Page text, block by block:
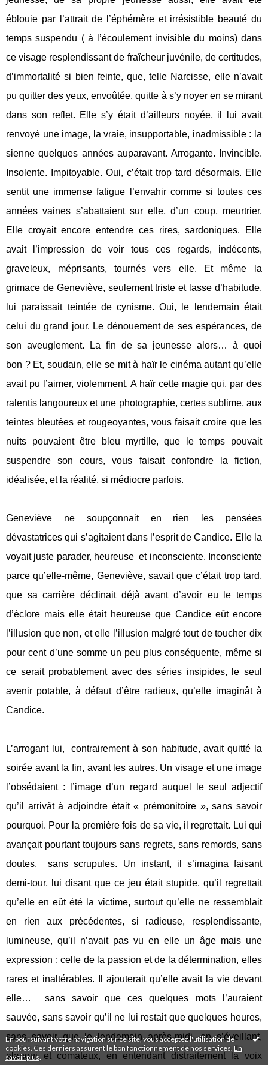
En poursuivant votre navigation sur ce site, vous acceptez l'utilisation de
cookies. Ces derniers assurent le bon fonctionnement de nos services. En
savoir plus
éblouie par l’attrait de l’éphémère et irrésistible beauté du
temps suspendu ( à l’écoulement invisible du moins) dans
ce visage resplendissant de fraîcheur juvénile, de certitudes,
d’immortalité si bien feinte, que, telle Narcisse, elle n’avait
pu quitter des yeux, envoûtée, quitte à s’y noyer en se mirant
dans son reflet. Elle s’y était d’ailleurs noyée, il lui avait
renvoyé une image, la vraie, insupportable, inadmissible : la
sienne quelques années auparavant. Arrogante. Invincible.
Insolente. Impitoyable. Oui, c’était trop tard désormais. Elle
sentit une immense fatigue l’envahir comme si toutes ces
années vaines s’abattaient sur elle, d’un coup, meurtrier.
Elle croyait encore entendre ces rires, sardoniques. Elle
avait l’impression de voir tous ces regards, indécents,
graveleux, méprisants, tournés vers elle. Et même la
grimace de Geneviève, seulement triste et lasse d’habitude,
lui paraissait teintée de cynisme. Oui, le lendemain était
celui du grand jour. Le dénouement de ses espérances, de
son aveuglement. La fin de sa jeunesse alors… à quoi
bon ? Et, soudain, elle se mit à haïr le cinéma autant qu’elle
avait pu l’aimer, violemment. A haïr cette magie qui, par des
ralentis langoureux et une photographie, certes sublime, aux
teintes bleutées et rougeoyantes, vous faisait croire que les
nuits pouvaient être bleu myrtille, que le temps pouvait
suspendre son cours, vous faisait confondre la fiction,
idéalisée, et la réalité, si médiocre parfois.
Geneviève ne soupçonnait en rien les pensées
dévastatrices qui s’agitaient dans l’esprit de Candice. Elle la
voyait juste parader, heureuse et inconsciente. Inconsciente
parce qu’elle-même, Geneviève, savait que c’était trop tard,
que sa carrière déclinait déjà avant d’avoir eu le temps
d’éclore mais elle était heureuse que Candice eût encore
l’illusion que non, et elle l’illusion malgré tout de toucher dix
pour cent d’une somme un peu plus conséquente, même si
ce serait probablement avec des séries insipides, le seul
avenir potable, à défaut d’être radieux, qu’elle imaginât à
Candice.
L’arrogant lui,
contrairement à son habitude, avait quitté la
soirée avant la fin, avant les autres. Un visage et une image
l’obsédaient : l’image d’un regard auquel le seul adjectif
qu’il arrivât à adjoindre était « prémonitoire », sans savoir
pourquoi. Pour la première fois de sa vie, il regrettait. Lui qui
avançait pourtant toujours sans regrets, sans remords, sans
doutes,
sans scrupules. Un instant, il s’imagina faisant
demi-tour, lui disant que ce jeu était stupide, qu’il regrettait
qu’elle en eût été la victime, surtout qu’elle ne ressemblait
en rien aux précédentes, si radieuse, resplendissante,
lumineuse, qu’il n’avait pas vu en elle un âge mais une
expression : celle de la passion et de la détermination, elles
rares et inaltérables. Il ajouterait qu’elle avait la vie devant
elle…
sans savoir que ces quelques mots l’auraient
sauvée, sans savoir qu’il ne lui restait que quelques heures,
sans savoir que le lendemain après-midi, en s’éveillant,
alangui et comateux, en entendant distraitement la voix